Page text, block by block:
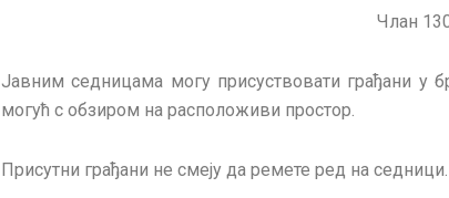
Члан
Јавним седницама могу присуствовати грађани у
могућ с обзиром на расположиви простор.
Присутни грађани не смеју да ремете ред на седници.